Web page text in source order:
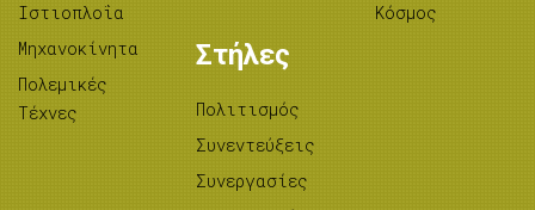
Ιστιοπλοΐα
Μηχανοκίνητα
Πολεμικές
Τέχνες
Κόσμος
Στήλες
Πολιτισμός
Συνεντεύξεις
Συνεργασίες